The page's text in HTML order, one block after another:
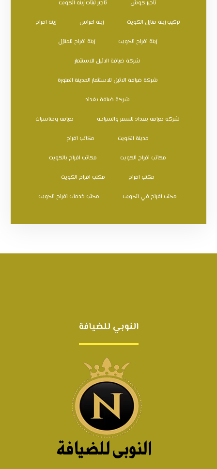
تاجير كوش تاجير ليتات زينه الكويت
تركيب زينة منازل الكويت زينة اعراس زينة افراح
زينة افراح الكويت زينة افراح للمنازل
شركة ضيافة الاثيل للاستثمار
شركة ضيافة الاثيل للاستثمار المدينة المنورة
شركة ضيافة بغداد
شركة ضيافة بغداد للسفر والسياحة ضيافة ومناسبات
مدينة الكويت مكاتب افراح
مكاتب افراح الكويت مكاتب افراح بالكويت
مكتب افراح مكتب افراح الكويت
مكتب افراح في الكويت مكتب خدمات افراح الكويت
النوبي للضيافة